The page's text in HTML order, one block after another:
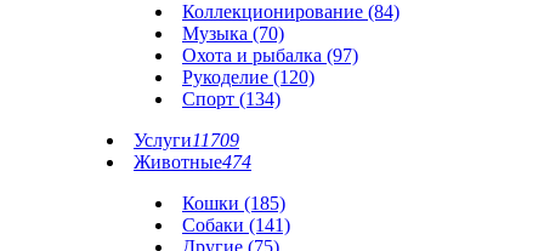
Коллекционирование (84)
Музыка (70)
Охота и рыбалка (97)
Рукоделие (120)
Спорт (134)
Услуги11709
Животные474
Кошки (185)
Собаки (141)
Другие (75)